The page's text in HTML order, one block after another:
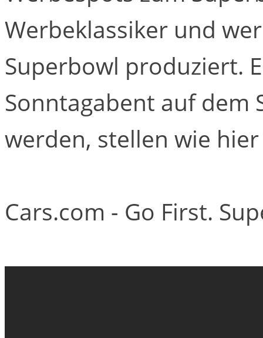
Werbeklassiker und
Superbowl produziert.
Sonntagabent auf dem
werden, stellen wie
Cars.com - Go First.